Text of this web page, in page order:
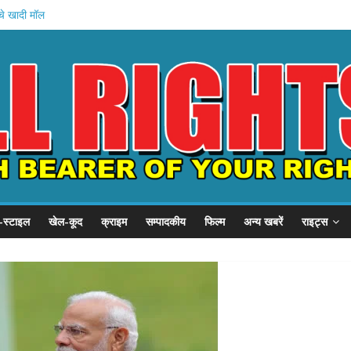
खादी मॉल
की शुरुआत
हजार करोड़
इनामी अरेस्ट
खेल-कूद क्राइम सम्पादकीय फिल्म अन्य खबरें राइट्स